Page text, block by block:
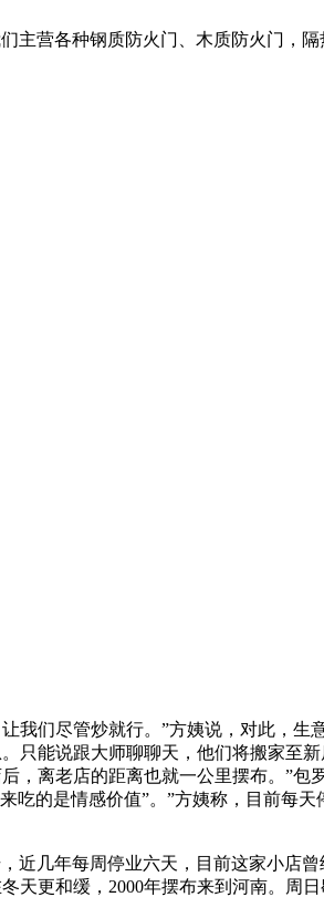
主营各种钢质防火门、木质防火门，
们尽管炒就行。”方姨说，对此，生
只能说跟大师聊聊天，他们将搬家至
，离老店的距离也就一公里摆布。”
吃的是情感价值”。”方姨称，目前每
几年每周停业六天，目前这家小店
天更和缓，2000年摆布来到河南。周日